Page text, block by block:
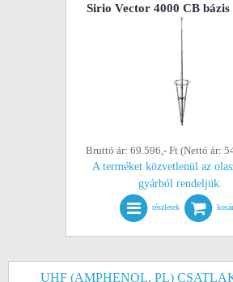
Sirio Vector 4000 CB bázis
Bruttó ár: 69.596,- Ft (Nettó ár:
A terméket közvetlenül az
gyárból rendeljük.
részletek
UHF (AMPHENOL, PL)